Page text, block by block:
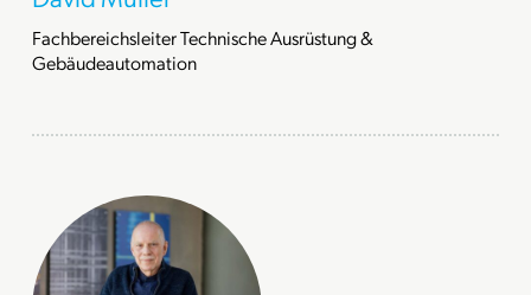
Fachbereichsleiter Technische Ausrüstung &
Gebäudeautomation